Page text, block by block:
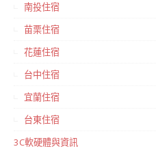
南投住宿
苗栗住宿
花蓮住宿
台中住宿
宜蘭住宿
台東住宿
3C軟硬體與資訊